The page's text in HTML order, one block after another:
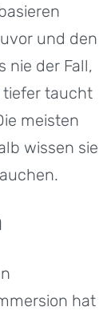
und den
nie der Fall,
tiefer taucht
meisten
wissen sie
hat